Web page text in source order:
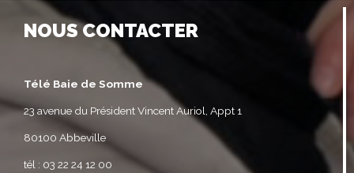
NOUS CONTACTER
Télé Baie de Somme
23 avenue du Président Vincent Auriol, Appt 1
80100 Abbeville
tél : 03 22 24 12 00